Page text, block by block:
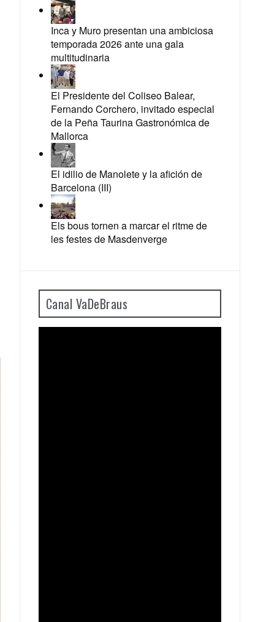
Inca y Muro presentan una ambiciosa
temporada 2026 ante una gala
multitudinaria
El Presidente del Coliseo Balear,
Fernando Corchero, invitado especial
de la Peña Taurina Gastronómica de
Mallorca
El idilio de Manolete y la afición de
Barcelona (III)
Els bous tornen a marcar el ritme de
les festes de Masdenverge
Canal VaDeBraus